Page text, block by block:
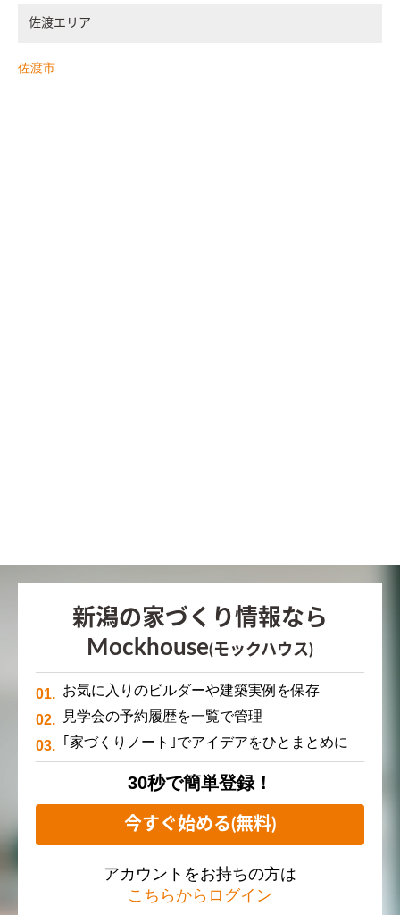
佐渡エリア
佐渡市
新潟の家づくり情報なら
Mockhouse(モックハウス)
お気に入りのビルダーや建築実例を保存
見学会の予約履歴を一覧で管理
｢家づくりノート｣でアイデアをひとまとめに
30秒で簡単登録！
今すぐ始める(無料)
アカウントをお持ちの方は
こちらからログイン